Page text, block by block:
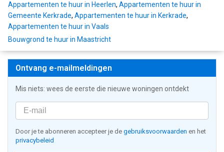
Appartementen te huur in Heerlen, Appartementen te huur in
Gemeente Kerkrade, Appartementen te huur in Kerkrade,
Appartementen te huur in Vaals
Bouwgrond te huur in Maastricht
Ontvang e-mailmeldingen
Mis niets: wees de eerste die nieuwe woningen ontdekt
Door je te abonneren accepteer je de gebruiksvoorwaarden en het
privacybeleid